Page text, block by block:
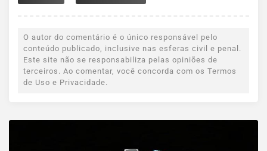
O autor do comentário é o único responsável pelo
conteúdo publicado, inclusive nas esferas civil e penal.
Este site não se responsabiliza pelas opiniões de
terceiros. Ao comentar, você concorda com os Termos
de Uso e Privacidade.